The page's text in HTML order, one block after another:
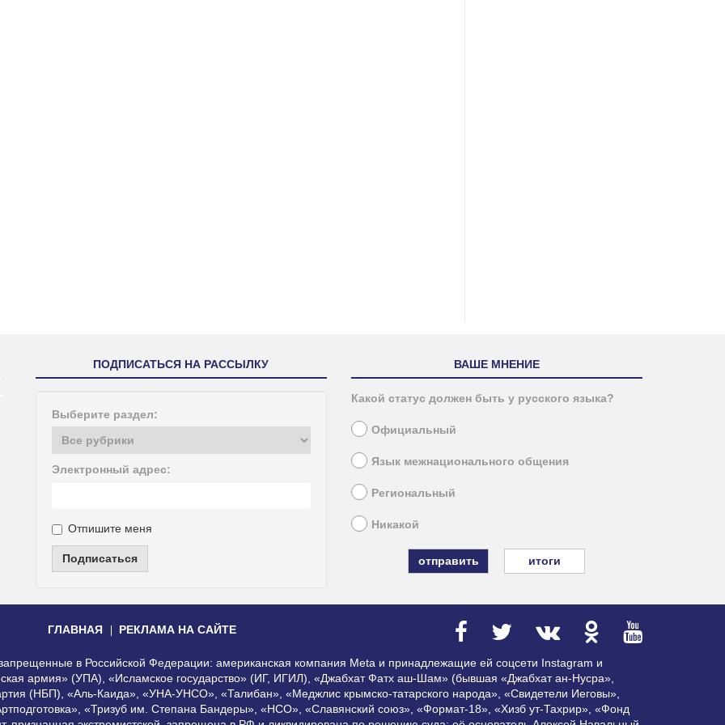
ПОДПИСАТЬСЯ НА РАССЫЛКУ
Выберите раздел:
Электронный адрес:
Отпишите меня
Подписаться
ВАШЕ МНЕНИЕ
Какой статус должен быть у русского языка?
Официальный
Язык межнационального общения
Региональный
Никакой
итоги
ГЛАВНАЯ РЕКЛАМА НА САЙТЕ
запрещенные в Российской Федерации: американская компания Meta и принадлежащие ей соцсети Instagram и
армия» (УПА), «Исламское государство» (ИГ, ИГИЛ), «Джабхат Фатх аш-Шам» (бывшая «Джабхат ан-Нусра»,
(НБП), «Аль-Каида», «УНА-УНСО», «Талибан», «Меджлис крымско-татарского народа», «Свидетели Иеговы»,
«Тризуб им. Степана Бандеры», «НСО», «Славянский союз», «Формат-18», «Хизб ут-Тахрир», «Фонд